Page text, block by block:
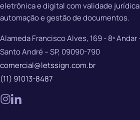
eletrônica e digital com validade
automação e gestão de documentos.
Alameda Francisco Alves, 169 - 8º Andar
Santo André – SP, 09090-790
comercial@letssign.com.br
(11) 91013-8487